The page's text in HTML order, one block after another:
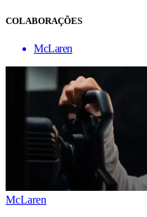
COLABORAÇÕES
McLaren
McLaren